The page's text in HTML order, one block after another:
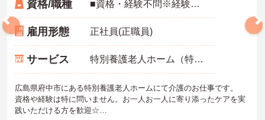
資格/職種 ■資格・経験不問※経験者・資格取得者は優遇
雇用形態 正社員(正職員)
サービス 特別養護老人ホーム（特養）
広島県府中市にある特別養護老人ホームにて介護のお仕事です。
資格や経験は特に問いません。お一人お一人に寄り添ったケアを実
践いただける方を歓迎☆